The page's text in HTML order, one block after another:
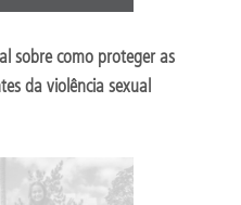
sobre como proteger as
da violência sexual